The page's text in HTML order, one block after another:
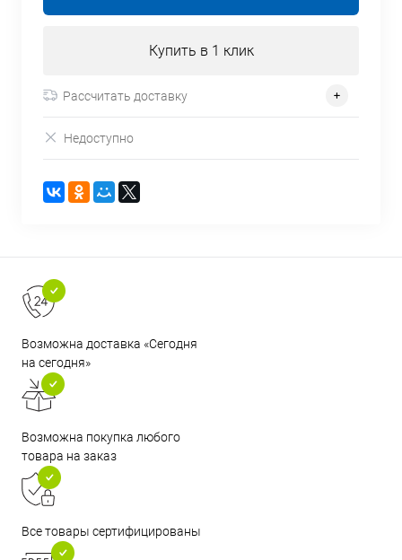
Купить в 1 клик
Рассчитать доставку
Недоступно
Возможна доставка «Сегодня
на сегодня»
Возможна покупка любого
товара на заказ
Все товары сертифицированы